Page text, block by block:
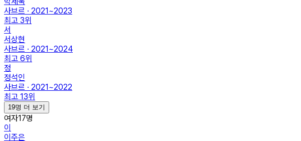
사브르 · 2021~2023
최고 3위
서
서상현
사브르 · 2021~2024
최고 6위
정
정석인
사브르 · 2021~2022
최고 13위
19명 더 보기
여자17명
이
이주은